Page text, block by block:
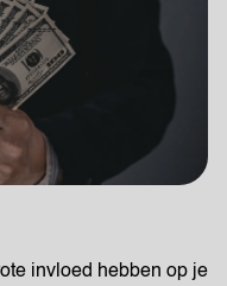
invloed hebben op je